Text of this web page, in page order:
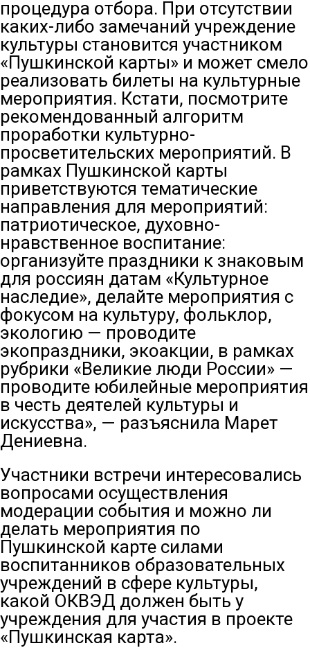
процедура отбора. При отсутствии
каких-либо замечаний учреждение
культуры становится участником
«Пушкинской карты» и может смело
реализовать билеты на культурные
мероприятия. Кстати, посмотрите
рекомендованный алгоритм
проработки культурно-
просветительских мероприятий. В
рамках Пушкинской карты
приветствуются тематические
направления для мероприятий:
патриотическое, духовно-
нравственное воспитание:
организуйте праздники к знаковым
для россиян датам «Культурное
наследие», делайте мероприятия с
фокусом на культуру, фольклор,
экологию — проводите
экопраздники, экоакции, в рамках
рубрики «Великие люди России» —
проводите юбилейные мероприятия
в честь деятелей культуры и
искусства», — разъяснила Марет
Дениевна.
Участники встречи интересовались
вопросами осуществления
модерации события и можно ли
делать мероприятия по
Пушкинской карте силами
воспитанников образовательных
учреждений в сфере культуры,
какой ОКВЭД должен быть у
учреждения для участия в проекте
«Пушкинская карта».